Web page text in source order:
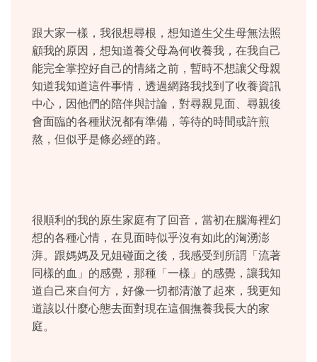
跟大家一樣，我很想尋根，想知道生父生母無法照
顧我的原因，想知道養父母為何收養我，在我自己
能完全掌控好自己的情緒之前，暫時不想讓父母親
知道我知道這件事情，透過網路我找到了收養資訊
中心，因他們的陪伴與討論，對尋親見面、尋親後
會面臨的各種狀況都有準備，等待的時間或許煎
熬，但似乎是條必經的路。
很順利的我的原生家庭有了回音，當初在腦海裡幻
想的各種心情，在見面時似乎沒有如此的洶湧澎
湃。跟媽媽及兄姐碰面之後，我感受到所謂「流著
同樣的血」的感覺，那種「一樣」的感覺，讓我知
道自己來自何方，好像一切都清澈了起來，我更知
道該以什麼心態去面對現在這個撫養我長大的家
庭。